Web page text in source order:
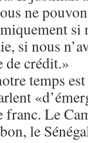
ne
si
si nous
de crédit.»
temps
franc. Le
le